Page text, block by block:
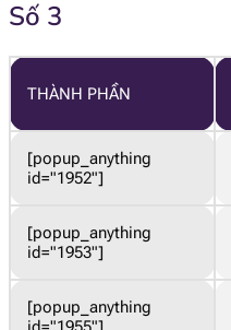
Số 3
THÀNH PHẦN
[popup_anything
id="1952"]
[popup_anything
id="1953"]
[popup_anything